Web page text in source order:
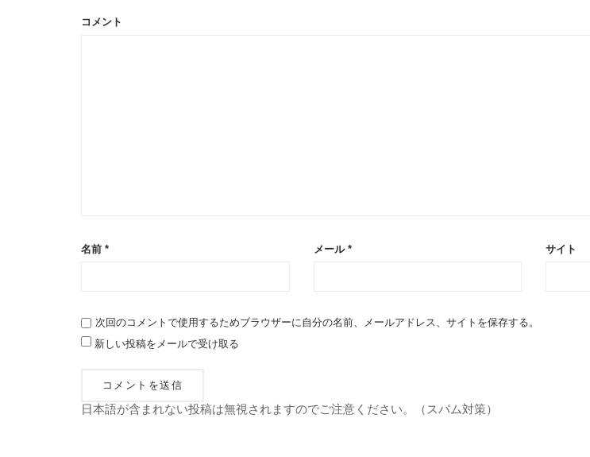
コメント
名前 * メール * サイト
次回のコメントで使用するためブラウザーに自分の名前、メールアドレス、サイトを保存する。
新しい投稿をメールで受け取る
日本語が含まれない投稿は無視されますのでご注意ください。（スパム対策）